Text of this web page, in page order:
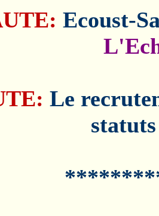
Ecoust-
Le